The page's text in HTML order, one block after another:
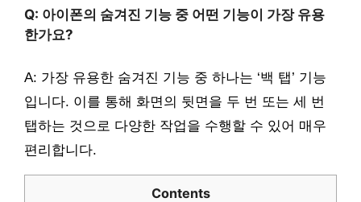
Q: 아이폰의 숨겨진 기능 중 어떤 기능이 가장 유용
한가요?
A: 가장 유용한 숨겨진 기능 중 하나는 ‘백 탭’ 기능
입니다. 이를 통해 화면의 뒷면을 두 번 또는 세 번
탭하는 것으로 다양한 작업을 수행할 수 있어 매우
편리합니다.
Contents